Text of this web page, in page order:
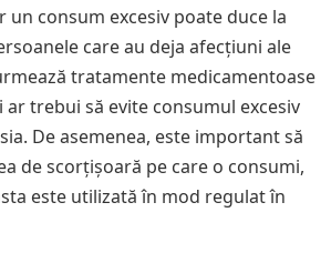
un consum excesiv poate duce la
care au deja afecțiuni ale
tratamente medicamentoase
trebui să evite consumul excesiv
De asemenea, este important să
de scorțișoară pe care o consumi,
este utilizată în mod regulat în